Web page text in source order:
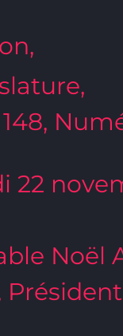
22
Noël
Président